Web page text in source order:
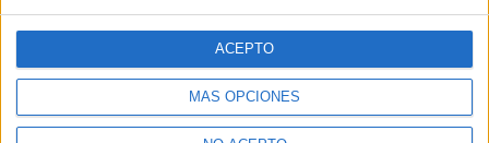
MÁS OPCIONES
ACEPTO